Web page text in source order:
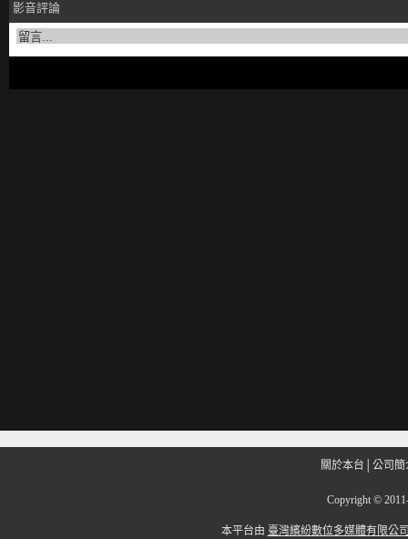
影音評論
關於本台 公司簡
Copyright ©
本平台由 臺灣繽紛數位多媒體有限公